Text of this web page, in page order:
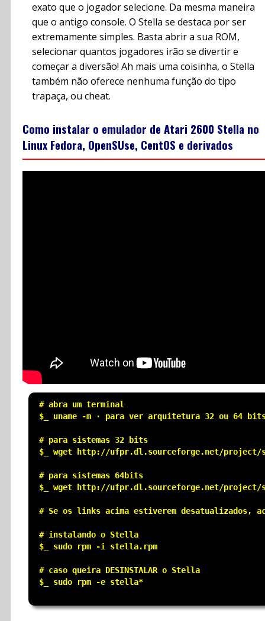
exato que o jogador selecione. Da mesma maneira
que o antigo console. O Stella se destaca por ser
extremamente simples. Basta abrir a sua ROM,
selecionar quantos jogadores irão se divertir e
começar a diversão! Ah mais uma coisinha, o Stella
também não oferece nenhuma função do tipo
trapaça, ou cheat.
Como instalar o emulador de Atari 2600 Stella no
Linux Fedora, OpenSUse, CentOS e derivados
# abra um terminal
$_ uname -m · para ver arquitetura 32 ou 64
# para sistemas 32 bits
$_ wget http://ufpr.dl.sourceforge.net/
# para sistemas 64bits
$_ wget http://ufpr.dl.sourceforge.net/
# Se os links acima estiverem desatualizados,
# instalando o Stella
$_ sudo rpm -i stella.rpm
# caso queira DESINSTALAR o Stella
$_ sudo rpm -e stella*